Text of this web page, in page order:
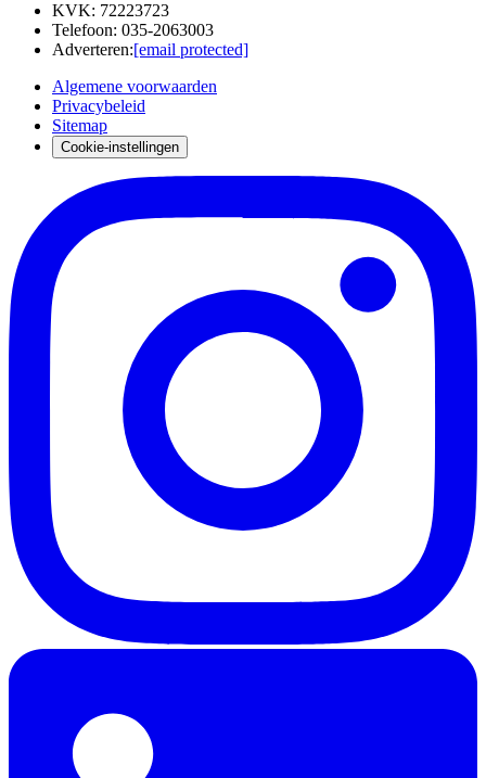
KVK: 72223723
Telefoon: 035-2063003
Adverteren:[email protected]
Algemene voorwaarden
Privacybeleid
Sitemap
Cookie-instellingen